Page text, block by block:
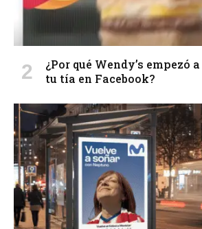
¿Por qué Wendy’s empezó
tu tía en Facebook?